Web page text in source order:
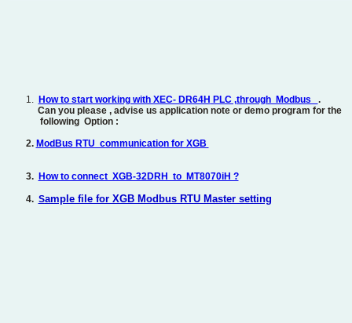
1. How to start working with XEC- DR64H PLC ,through Modbus .
Can you please , advise us application note or demo program for the
following Option :
2. ModBus RTU communication for XGB
3. How to connect XGB-32DRH to MT8070iH ?
4. Sample file for XGB Modbus RTU Master setting